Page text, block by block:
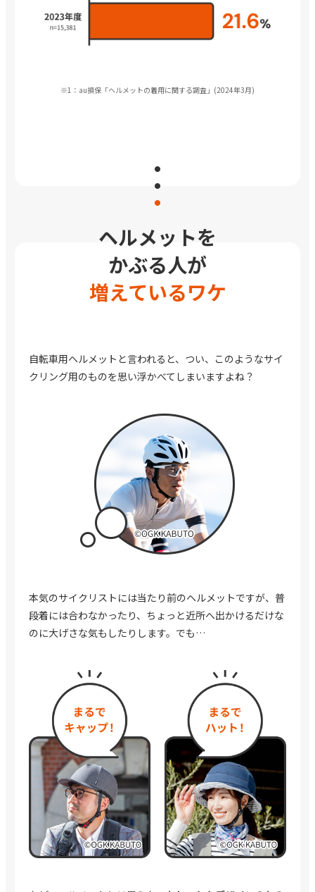
※1：au損保「ヘルメットの着用に関する調査」(2024年3月)
ヘルメットを
かぶる人が
増えているワケ
自転車用ヘルメットと言われると、 つい、このようなサイ
クリング用のものを思い浮かべてしまいますよね？
本気のサイクリストには当たり前のヘルメットですが、普
段着には合わなかったり、ちょっと近所へ出かけるだけな
のに大げさな気もしたりします。でも…